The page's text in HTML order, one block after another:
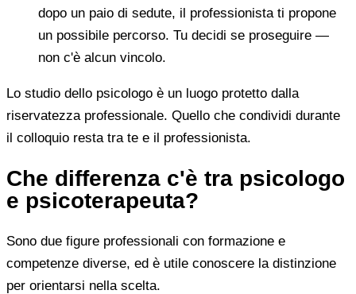
dopo un paio di sedute, il professionista ti propone
un possibile percorso. Tu decidi se proseguire —
non c'è alcun vincolo.
Lo studio dello psicologo è un luogo protetto dalla
riservatezza professionale. Quello che condividi durante
il colloquio resta tra te e il professionista.
Che differenza c'è tra psicologo
e psicoterapeuta?
Sono due figure professionali con formazione e
competenze diverse, ed è utile conoscere la distinzione
per orientarsi nella scelta.